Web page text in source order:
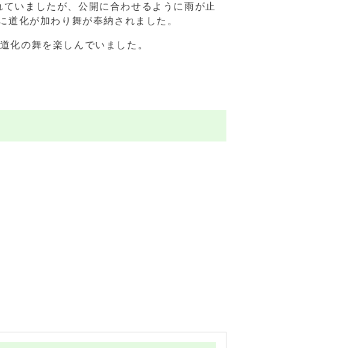
いましたが、公開に合わせるように雨が止
化が加わり舞が奉納されました。
化の舞を楽しんでいました。